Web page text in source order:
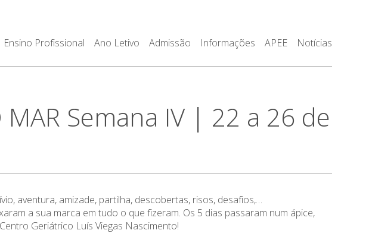
Ensino Profissional Ano Letivo Admissão Informações APEE Notícias
MAR Semana IV | 22 a 26 de
aventura, amizade, partilha, descobertas, risos, desafios,…
a sua marca em tudo o que fizeram. Os 5 dias passaram num ápice,
Geriátrico Luís Viegas Nascimento!